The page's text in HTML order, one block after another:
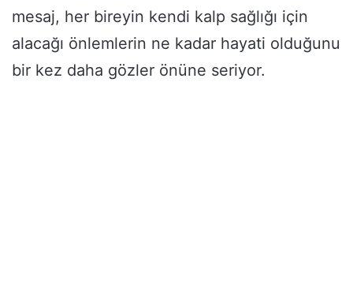
mesaj, her bireyin kendi kalp sağlığı için
alacağı önlemlerin ne kadar hayati olduğunu
bir kez daha gözler önüne seriyor.